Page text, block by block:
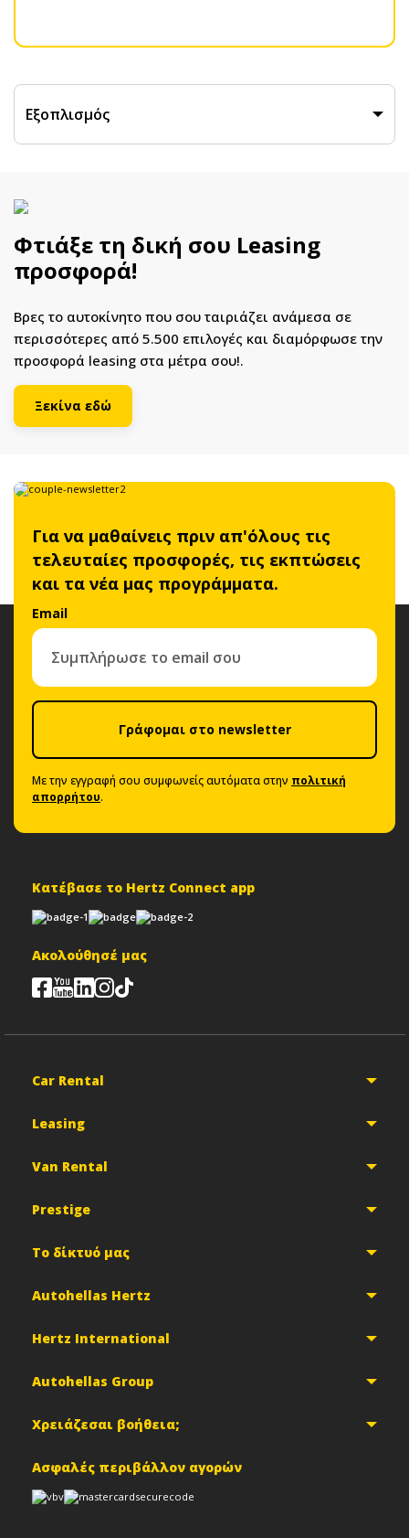
Εξοπλισμός
Φτιάξε τη δική σου Leasing
προσφορά!
Βρες το αυτοκίνητο που σου ταιριάζει ανάμεσα σε
περισσότερες από 5.500 επιλογές και διαμόρφωσε την
προσφορά leasing στα μέτρα σου!.
Ξεκίνα εδώ
Για να μαθαίνεις πριν απ'όλους τις
τελευταίες προσφορές, τις εκπτώσεις
και τα νέα μας προγράμματα.
Email
Γράφομαι στο newsletter
Με την εγγραφή σου συμφωνείς αυτόματα στην πολιτική
απορρήτου.
Κατέβασε το Hertz Connect app
Ακολούθησέ μας
Car Rental
Leasing
Van Rental
Prestige
Το δίκτυό μας
Autohellas Hertz
Hertz International
Autohellas Group
Χρειάζεσαι βοήθεια;
Ασφαλές περιβάλλον αγορών